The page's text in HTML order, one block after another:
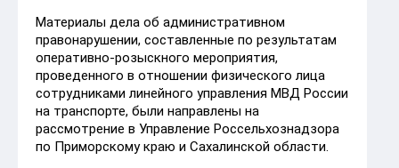
Материалы дела об административном
правонарушении, составленные по результатам
оперативно-розыскного мероприятия,
проведенного в отношении физического лица
сотрудниками линейного управления МВД России
на транспорте, были направлены на
рассмотрение в Управление Россельхознадзора
по Приморскому краю и Сахалинской области.